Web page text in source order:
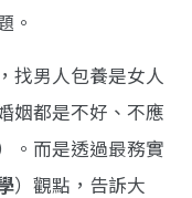
。
找男人包養是女人
姻都是不好、不應
。而是透過最務實
）觀點，告訴大